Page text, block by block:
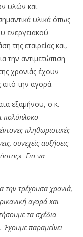
υλών και
υλικά όπως
ενεργειακού
της εταιρείας και,
την αντιμετώπιση
χρονιάς έχουν
από την αγορά.
εξαμήνου, ο κ.
πολύπλοκο
πληθωριστικές
συνεχείς αυξήσεις
Για να
την τρέχουσα χρονιά,
αγορά και
τα σχέδια
παραμείνει